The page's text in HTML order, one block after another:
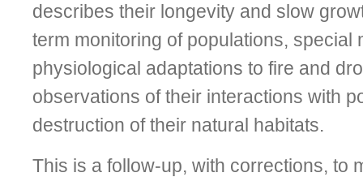
describes their longevity and slow
term monitoring of populations, special
physiological adaptations to fire and
observations of their interactions with
destruction of their natural habitats.
This is a follow-up, with corrections, to